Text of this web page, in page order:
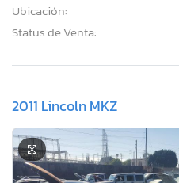
Ubicación:
Status de Venta:
2011 Lincoln MKZ